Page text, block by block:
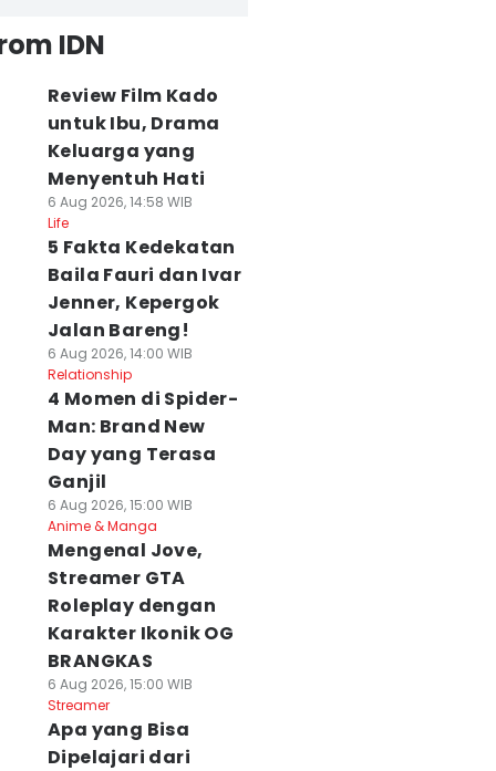
IDN
Review Film Kado
untuk Ibu, Drama
Keluarga yang
Menyentuh Hati
6 Aug 2026, 14:58 WIB
Life
5 Fakta Kedekatan
Baila Fauri dan Ivar
Jenner, Kepergok
Jalan Bareng!
6 Aug 2026, 14:00 WIB
Relationship
4 Momen di Spider-
Man: Brand New
Day yang Terasa
Ganjil
6 Aug 2026, 15:00 WIB
Anime & Manga
Mengenal Jove,
Streamer GTA
Roleplay dengan
Karakter Ikonik OG
BRANGKAS
6 Aug 2026, 15:00 WIB
Streamer
Apa yang Bisa
Dipelajari dari